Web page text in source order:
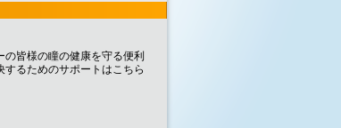
皆様の瞳の健康を守る便利
るためのサポートはこちら